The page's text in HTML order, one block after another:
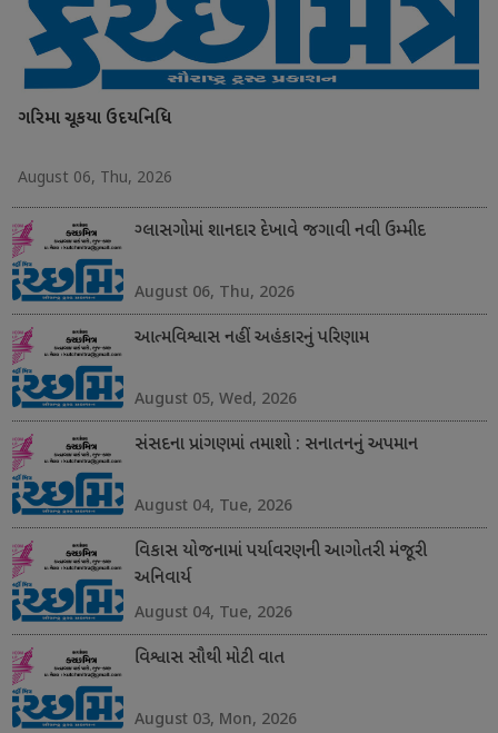
ગરિમા ચૂકયા ઉદયનિધિ
August 06, Thu, 2026
ગ્લાસગોમાં શાનદાર દેખાવે જગાવી નવી ઉમ્મીદ
August 06, Thu, 2026
આત્મવિશ્વાસ નહીં અહંકારનું પરિણામ
August 05, Wed, 2026
સંસદના પ્રાંગણમાં તમાશો : સનાતનનું અપમાન
August 04, Tue, 2026
વિકાસ યોજનામાં પર્યાવરણની આગોતરી મંજૂરી
અનિવાર્ય
August 04, Tue, 2026
વિશ્વાસ સૌથી મોટી વાત
August 03, Mon, 2026